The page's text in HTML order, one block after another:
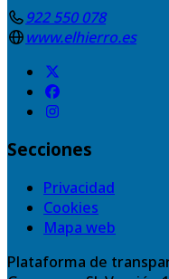
922 550 078
www.elhierro.es
Secciones
Privacidad
Cookies
Mapa web
Plataforma de